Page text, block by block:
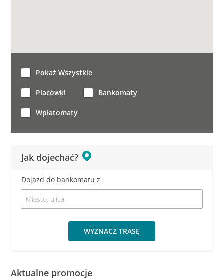
Jak dojechać?
Dojazd do bankomatu z:
WYZNACZ TRASĘ
Pokaż Wszystkie
Placówki Bankomaty
Wpłatomaty
Aktualne promocje